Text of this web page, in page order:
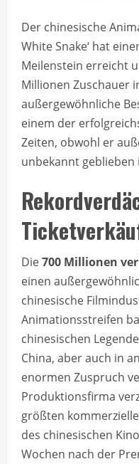
Der chinesische
White Snake‘ hat
Meilenstein erreicht
Millionen Zuschauer
außergewöhnliche
einem der
Zeiten, obwohl er
unbekannt geblieben
Die700 Millionen
einen
chinesische
Animationsstreifen
chinesischen
China, aber auch in
enormen Zuspruch
Produktionsfirma
größten
des chinesischen
Wochen nach der